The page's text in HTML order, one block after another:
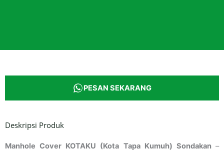
PESAN SEKARANG
Deskripsi Produk
Manhole Cover KOTAKU (Kota Tapa Kumuh) Sondakan –